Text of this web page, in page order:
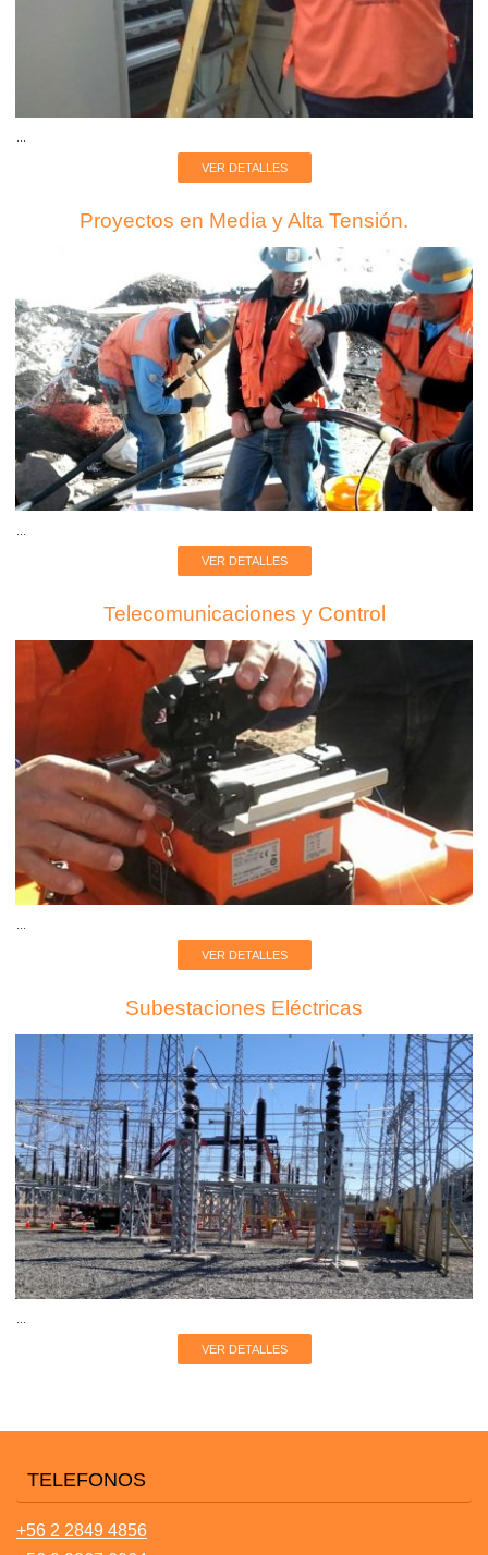
VER DETALLES
Proyectos en Media y Alta Tensión.
VER DETALLES
Telecomunicaciones y Control
VER DETALLES
Subestaciones Eléctricas
VER DETALLES
TELEFONOS
+56 2 2849 4856